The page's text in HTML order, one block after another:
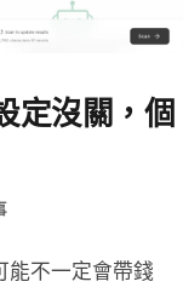
定沒關，個
能不一定會帶錢